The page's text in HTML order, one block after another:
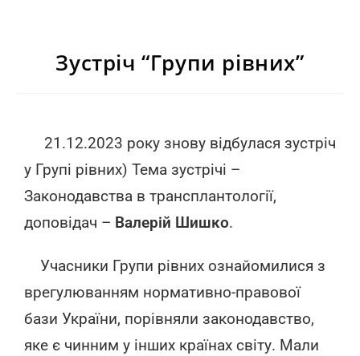
Зустріч “Групи рівних”
21.12.2023 року знову відбулася зустріч
у Групі рівних) Тема зустрічі –
Законодавства в трансплантології,
доповідач – Валерій Шишко.
Учасники Групи рівних ознайомилися з
врегулюванням нормативно-правової
бази України, порівняли законодавство,
яке є чинним у інших країнах світу. Мали